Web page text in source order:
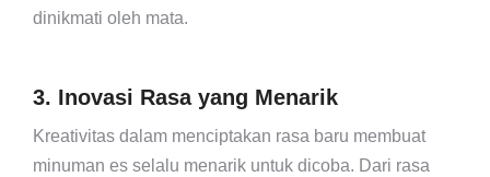
dinikmati oleh mata.
3. Inovasi Rasa yang Menarik
Kreativitas dalam menciptakan rasa baru membuat
minuman es selalu menarik untuk dicoba. Dari rasa